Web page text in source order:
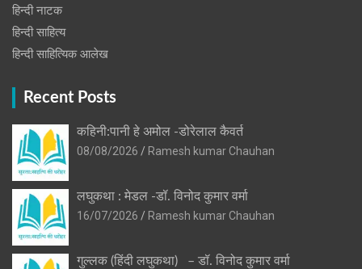
हिन्‍दी नाटक
हिन्दी साहित्य
हिन्दी साहित्यिक आलेख
Recent Posts
कहिनी:पानी हे अमोल -डोरेलाल कैवर्त
08/08/2026
Ramesh kumar Chauhan
लघुकथा : मेडल -डॉ. विनोद कुमार वर्मा
16/07/2026
Ramesh kumar Chauhan
गुल्लक (हिंदी लघुकथा) – डॉ. विनोद कुमार वर्मा